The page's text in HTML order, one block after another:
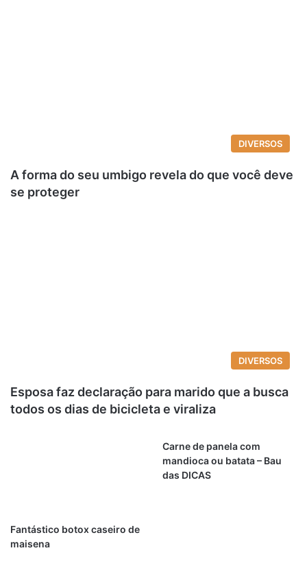
DIVERSOS
A forma do seu umbigo revela do que você deve
se proteger
DIVERSOS
Esposa faz declaração para marido que a busca
todos os dias de bicicleta e viraliza
Fantástico botox caseiro de
maisena
Carne de panela com
mandioca ou batata – Bau
das DICAS